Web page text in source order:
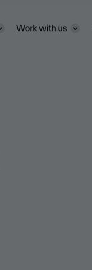
Work with us